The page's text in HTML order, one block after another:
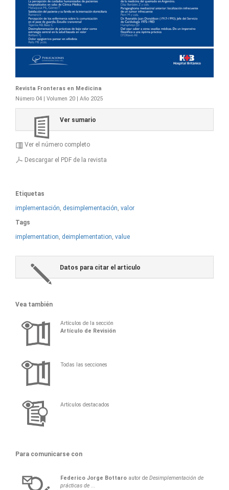
Revista Fronteras en Medicina
Número 04 | Volumen 20 | Año 2025
Ver sumario
Ver el número completo
Descargar el PDF de la revista
Etiquetas
implementación desimplementación valor
Tags
implementation deimplementation value
Datos para citar el articulo
Vea también
Artículos de la sección
Artí­culo de Revisión
Todas las secciones
Artículos destacados
Para comunicarse con
Federico Jorge Bottaro autor deDesimplementación de
prácticas de ...